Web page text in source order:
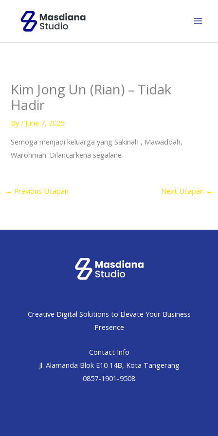
content
Kim Jong Un (Rian) – Tidak
Hadir
By/ June 7, 2025
Semoga menjadi keluarga yang Sakinah , Mawaddah,
Warohmah. Dilancarkena segalane
← Previous Ucapan Next Ucapan →
Creative Digital Solutions to Elevate Your Business
Presence
Contact Info
Jl. Alamanda Blok E10 14B, Kota Tangerang
0857-1901-9508